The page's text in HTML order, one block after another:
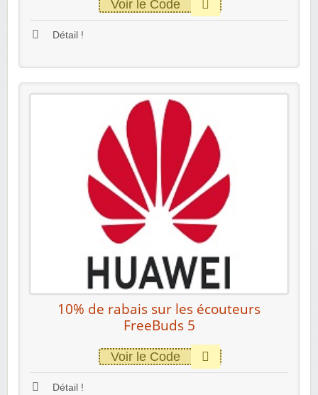
Voir le Code
Détail !
10% de rabais sur les écouteurs
FreeBuds 5
Voir le Code
Détail !